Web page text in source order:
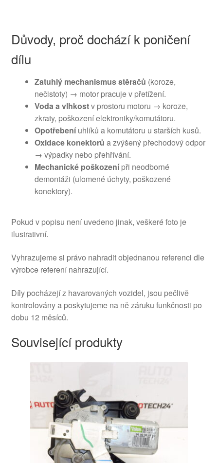
Důvody, proč dochází k poničení
dílu
Zatuhlý mechanismus stěračů (koroze,
nečistoty) → motor pracuje v přetížení.
Voda a vlhkostv prostoru motoru → koroze,
zkraty, poškození elektroniky/komutátoru.
Opotřebeníuhlíků a komutátoru u starších kusů.
Oxidace konektorů a zvýšený přechodový odpor
→ výpadky nebo přehřívání.
Mechanické poškozenípři neodborné
demontáži (ulomené úchyty, poškozené
konektory).
Pokud v popisu není uvedeno jinak, veškeré foto je
ilustrativní.
Vyhrazujeme si právo nahradit objednanou referenci dle
výrobce referení nahrazující.
Díly pocházejí z havarovaných vozidel, jsou pečlivě
kontrolovány a poskytujeme na ně záruku funkčnosti po
dobu 12 měsíců.
Související produkty